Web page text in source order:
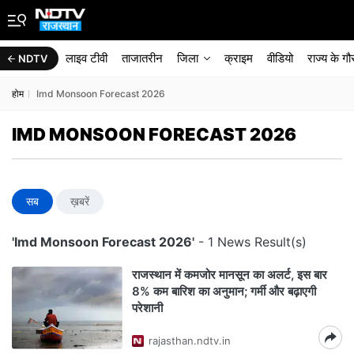
NDTV लाइव टीवी ताजातरीन जिला क्राइम वीडियो राज्‍य के
होम Imd Monsoon Forecast 2026
IMD MONSOON FORECAST 2026
सब ख़बरें
'Imd Monsoon Forecast 2026' - 1 News Result(s)
राजस्थान में कमजोर मानसून का अलर्ट, इस बार
8% कम बारिश का अनुमान; गर्मी और बढ़ाएगी
परेशानी
rajasthan.ndtv.in